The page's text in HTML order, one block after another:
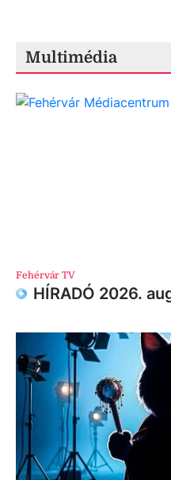
Multimédia
Fehérvár TV
HÍRADÓ 2026.